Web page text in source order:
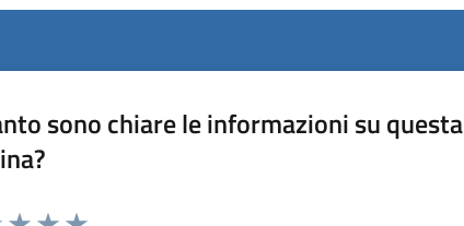
sono chiare le informazioni su questa